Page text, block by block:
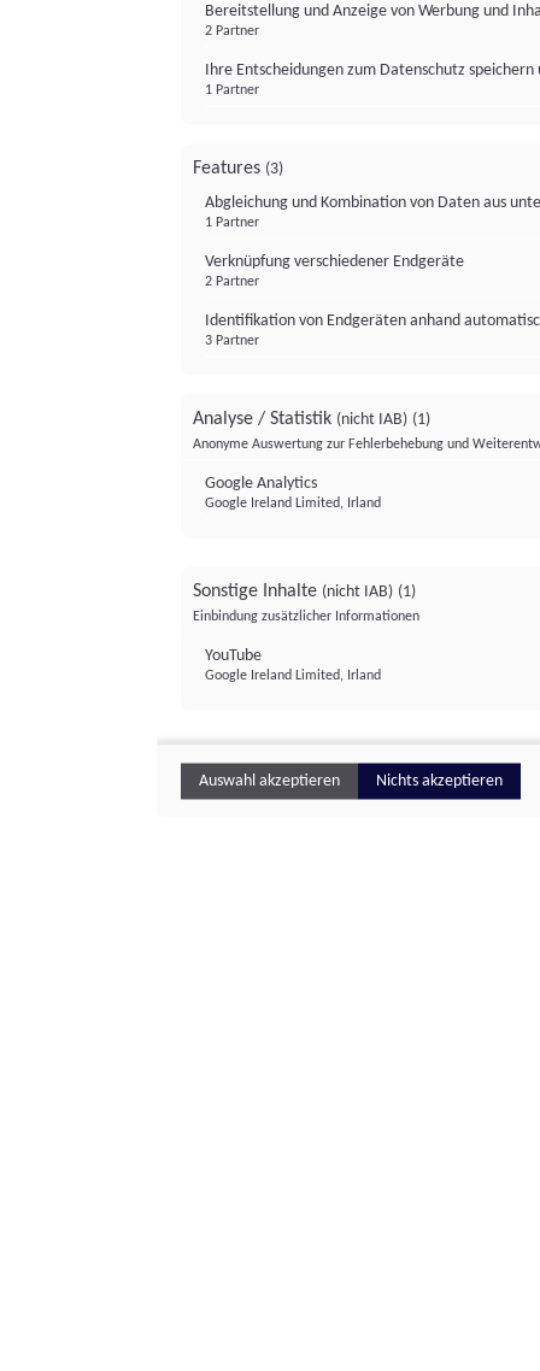
Bereitstellung und Anzeige von Werbung und
2 Partner
Ihre Entscheidungen zum Datenschutz
1 Partner
Features (3)
Abgleichung und Kombination von Daten aus
1 Partner
Verknüpfung verschiedener Endgeräte
2 Partner
Identifikation von Endgeräten anhand
3 Partner
Analyse / Statistik (nicht IAB) (1)
Anonyme Auswertung zur Fehlerbehebung und
Google Analytics
Google Ireland Limited, Irland
Sonstige Inhalte (nicht IAB) (1)
Einbindung zusätzlicher Informationen
YouTube
Google Ireland Limited, Irland
Auswahl akzeptieren Nichts akzeptieren